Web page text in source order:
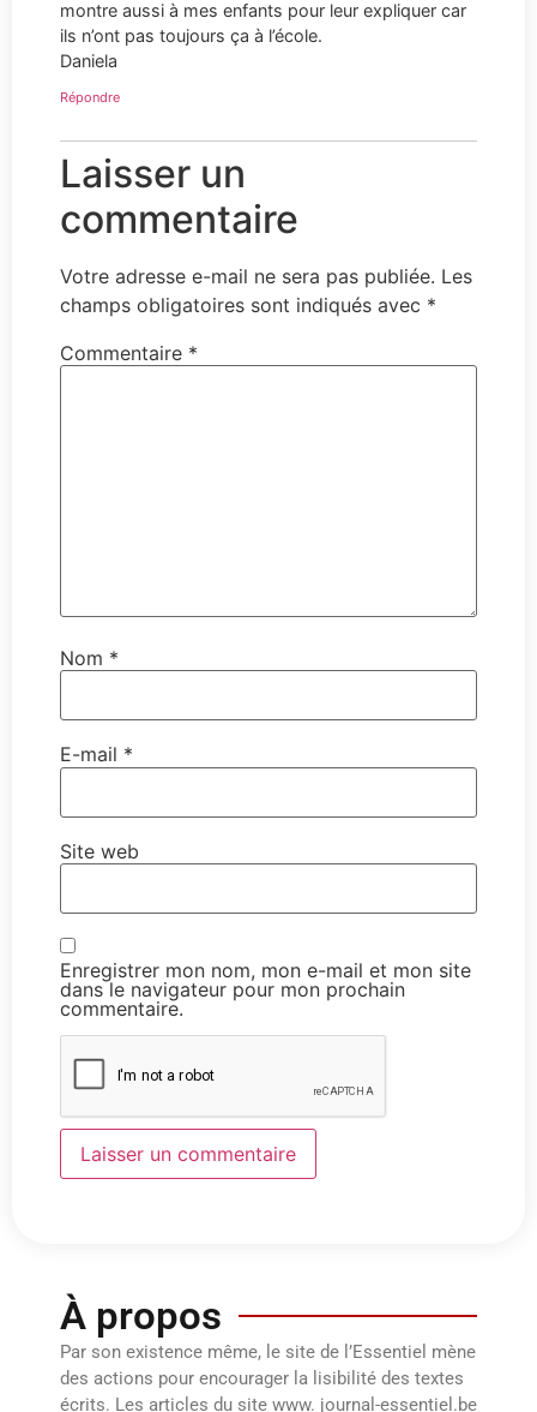
montre aussi à mes enfants pour leur expliquer car
ils n’ont pas toujours ça à l’école.
Daniela
Répondre
Laisser un
commentaire
Votre adresse e-mail ne sera pas publiée. Les
champs obligatoires sont indiqués avec *
Commentaire *
Nom *
E-mail *
Site web
Enregistrer mon nom, mon e-mail et mon site
dans le navigateur pour mon prochain
commentaire.
À propos
Par son existence même, le site de l’Essentiel mène
des actions pour encourager la lisibilité des textes
écrits. Les articles du site www. journal-essentiel.be